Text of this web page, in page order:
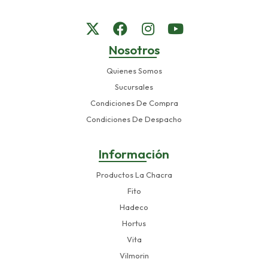
Nosotros
Quienes Somos
Sucursales
Condiciones De Compra
Condiciones De Despacho
Información
Productos La Chacra
Fito
Hadeco
Hortus
Vita
Vilmorin